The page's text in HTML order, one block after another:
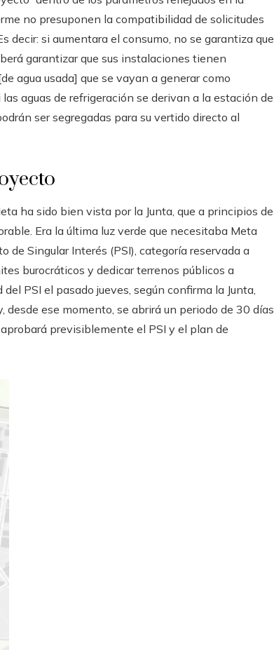
no presuponen la compatibilidad de solicitudes
decir: si aumentara el consumo, no se garantiza que
garantizar que sus instalaciones tienen
agua usada] que se vayan a generar como
aguas de refrigeración se derivan a la estación de
ser segregadas para su vertido directo al
ha sido bien vista por la Junta, que a principios de
Era la última luz verde que necesitaba Meta
Singular Interés (PSI), categoría reservada a
burocráticos y dedicar terrenos públicos a
PSI el pasado jueves, según confirma la Junta,
ese momento, se abrirá un periodo de 30 días
previsiblemente el PSI y el plan de